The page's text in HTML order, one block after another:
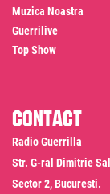
Muzica Noastra
Guerrilive
Top Show
Contact
Radio Guerrilla
Str. G-ral Dimitrie
Sector 2, Bucuresti.